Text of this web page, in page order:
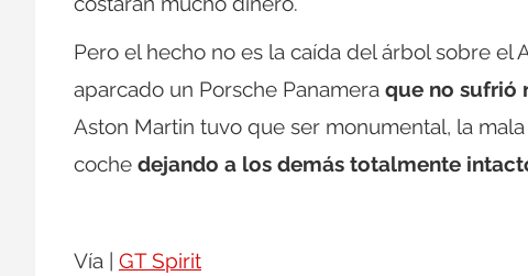
Pero el hecho no es la caída del árbol sobre el
aparcado un Porsche Panamera que no sufrió
Aston Martin tuvo que ser monumental, la
coche dejando a los demás totalmente
Vía | GT Spirit